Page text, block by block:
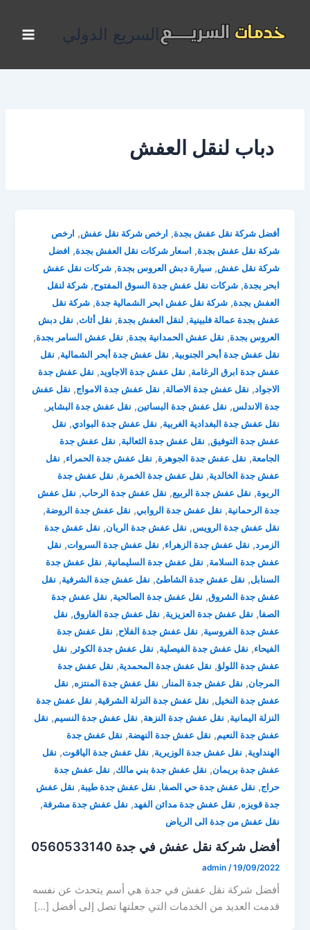
المحتوى
السريع الدولي
دباب لنقل العفش
أفضل شركة نقل عفش بجدة, ارخص شركة نقل عفش, ارخص
شركة نقل عفش بجدة, اسعار شركات نقل العفش بجدة, افضل
شركة نقل عفش,سيارة دبش العروس بجدة,شركات نقل عفش
ابحر بجدة,شركات نقل عفش جدة السوق المفتوح,شركة لنقل
العفش بجدة,شركة نقل عفش ابحر الشمالية جدة,شركة نقل
عفش بجدة عمالة فلبينية,لنقل العفش بجدة, نقل أثاث, نقل دبش
العروس بجدة, نقل عفش الحمدانية بجدة, نقل عفش السامر بجدة,
نقل عفش جدة أبحر الجنوبية, نقل عفش جدة أبحر الشمالية, نقل
عفش جدة ابرق الرغامة, نقل عفش جدة الاجاويد, نقل عفش جدة
الاجواد, نقل عفش جدة الاصالة, نقل عفش جدة الامواج, نقل عفش
جدة الاندلس, نقل عفش جدة البساتين, نقل عفش جدة البشاير ,
نقل عفش جدة البغدادية الغربية, نقل عفش جدة البوادي, نقل
عفش جدة التوفيق, نقل عفش جدة الثعالبة, نقل عفش جدة
الجامعة, نقل عفش جدة الجوهرة, نقل عفش جدة الحمراء, نقل
عفش جدة الخالدية, نقل عفش جدة الخمرة, نقل عفش جدة
الربوة, نقل عفش جدة الربيع, نقل عفش جدة الرحاب, نقل عفش
جدة الرحمانية, نقل عفش جدة الروابي, نقل عفش جدة الروضة,
نقل عفش جدة الرويس, نقل عفش جدة الريان, نقل عفش جدة
الزمرد, نقل عفش جدة الزهراء, نقل عفش جدة السروات, نقل
عفش جدة السلامة, نقل عفش جدة السليمانية, نقل عفش جدة
السنابل, نقل عفش جدة الشاطئ, نقل عفش جدة الشرفية, نقل
عفش جدة الشروق, نقل عفش جدة الصالحية, نقل عفش جدة
الصفا, نقل عفش جدة العزيزية, نقل عفش جدة الفاروق, نقل
عفش جدة الفروسية, نقل عفش جدة الفلاح, نقل عفش جدة
الفيحاء, نقل عفش جدة الفيصلية, نقل عفش جدة الكوثر , نقل
عفش جدة اللولؤ, نقل عفش جدة المحمدية, نقل عفش جدة
المرجان, نقل عفش جدة المنار , نقل عفش جدة المنتزه, نقل
عفش جدة النخيل, نقل عفش جدة النزلة الشرقية, نقل عفش جدة
النزلة اليمانية, نقل عفش جدة النزهة, نقل عفش جدة النسيم, نقل
عفش جدة النعيم, نقل عفش جدة النهضة, نقل عفش جدة
الهنداوية, نقل عفش جدة الوزيرية, نقل عفش جدة الياقوت, نقل
عفش جدة بريمان, نقل عفش جدة بني مالك, نقل عفش جدة
حراج, نقل عفش جدة حي الصفا, نقل عفش جدة طيبة, نقل عفش
جدة قويزه, نقل عفش جدة مدائن الفهد, نقل عفش جدة مشرفة,
نقل عفش من جدة الى الرياض
أفضل شركة نقل عفش في جدة 0560533140
admin /19/09/2022
أفضل شركة نقل عفش في جدة هي أسم يتحدث عن نفسه
قدمت العديد من الخدمات التي جعلتها تصل إلى أفضل […]